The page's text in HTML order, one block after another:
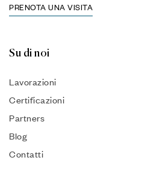
PRENOTA UNA VISITA
Su di noi
Lavorazioni
Certificazioni
Partners
Blog
Contatti